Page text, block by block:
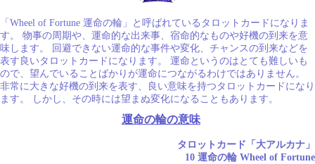
「Wheel of Fortune 運命の輪」と呼ばれているタロットカードになりま
す。 物事の周期や、運命的な出来事、宿命的なものや好機の到来を意
味します。 回避できない運命的な事件や変化、チャンスの到来などを
表す良いタロットカードになります。 運命というのはとても難しいも
ので、望んでいることばかりが運命につながるわけではありません。
非常に大きな好機の到来を表す、良い意味を持つタロットカードになり
ます。 しかし、その時には望まぬ変化になることもあります。
運命の輪の意味
タロットカード「大アルカナ」
10 運命の輪 Wheel of Fortune